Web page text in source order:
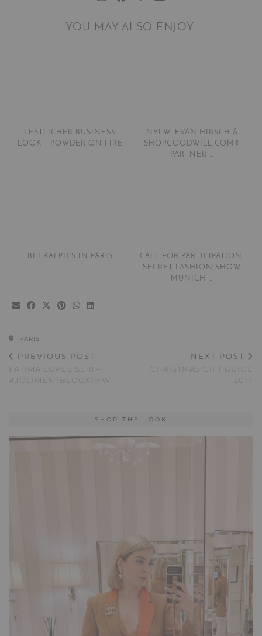
YOU MAY ALSO ENJOY:
FESTLICHER BUSINESS
LOOK – POWDER ON FIRE
NYFW: EVAN HIRSCH &
SHOPGOODWILL.COM®
PARTNER …
BEI RALPH’S IN PARIS
CALL FOR PARTICIPATION:
SECRET FASHION SHOW
MUNICH …
PARIS
PREVIOUS POST
FATIMA LOPES SS18 –
#JOLIMENTBLOGXPFW
NEXT POST
CHRISTMAS GIFT GUIDE
2017
SHOP THE LOOK